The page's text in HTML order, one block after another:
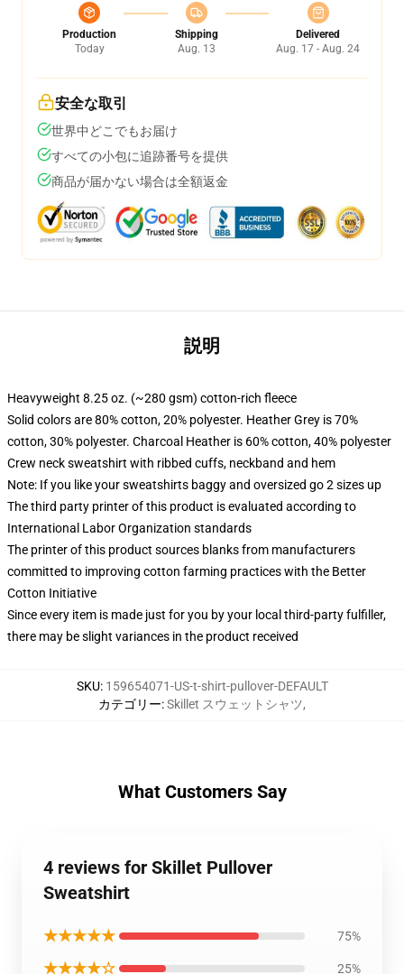
Production
Today
Shipping
Aug. 13
Delivered
Aug. 17 - Aug. 24
安全な取引
世界中どこでもお届け
すべての小包に追跡番号を提供
商品が届かない場合は全額返金
説明
Heavyweight 8.25 oz. (~280 gsm) cotton-rich fleece
Solid colors are 80% cotton, 20% polyester. Heather Grey is 70%
cotton, 30% polyester. Charcoal Heather is 60% cotton, 40% polyester
Crew neck sweatshirt with ribbed cuffs, neckband and hem
Note: If you like your sweatshirts baggy and oversized go 2 sizes up
The third party printer of this product is evaluated according to
International Labor Organization standards
The printer of this product sources blanks from manufacturers
committed to improving cotton farming practices with the Better
Cotton Initiative
Since every item is made just for you by your local third-party fulfiller,
there may be slight variances in the product received
SKU: 159654071-US-t-shirt-pullover-DEFAULT
カテゴリー:Skillet スウェットシャツ,
What Customers Say
4 reviews for Skillet Pullover
Sweatshirt
★★★★★ 75%
★★★★☆ 25%